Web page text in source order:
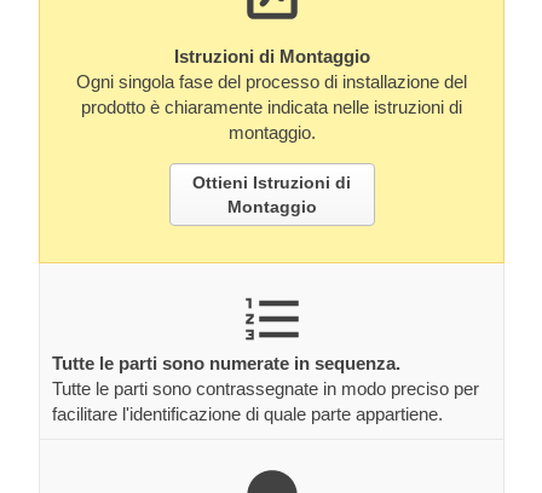
Istruzioni di Montaggio
Ogni singola fase del processo di installazione del
prodotto è chiaramente indicata nelle istruzioni di
montaggio.
Ottieni Istruzioni di
Montaggio
Tutte le parti sono numerate in sequenza.
Tutte le parti sono contrassegnate in modo preciso per
facilitare l'identificazione di quale parte appartiene.